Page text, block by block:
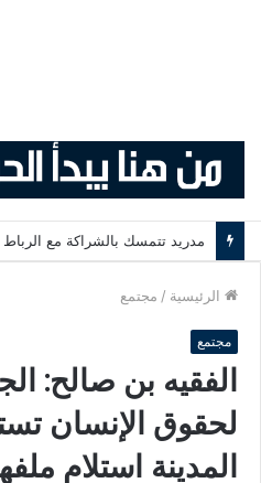
مدريد تتمسك بالشراكة مع الرباط
الرئيسية / مجتمع
مجتمع
الفقيه بن صالح:
لحقوق الإنسان
المدينة استلام